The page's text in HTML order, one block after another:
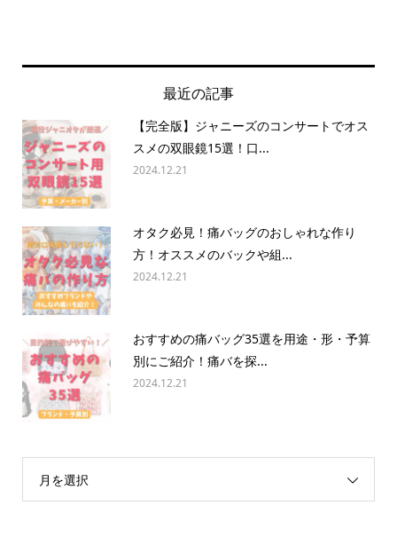
最近の記事
【完全版】ジャニーズのコンサートでオス
スメの双眼鏡15選！口...
2024.12.21
オタク必見！痛バッグのおしゃれな作り
方！オススメのバックや組...
2024.12.21
おすすめの痛バッグ35選を用途・形・予算
別にご紹介！痛バを探...
2024.12.21
月を選択